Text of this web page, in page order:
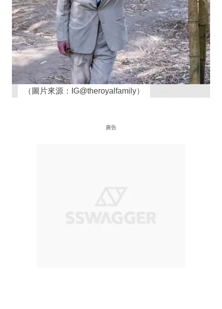
（圖片來源：IG@theroyalfamily）
廣告